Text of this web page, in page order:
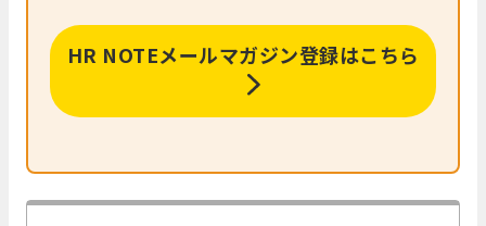
HR NOTEメールマガジン登録はこちら